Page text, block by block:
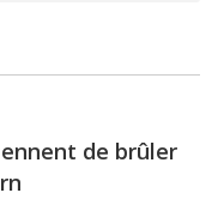
de brûler